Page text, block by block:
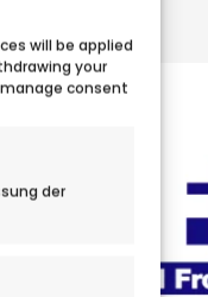
will be applied
your
consent
der